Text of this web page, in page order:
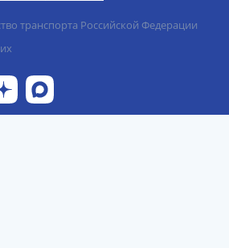
транспорта Российской Федерации